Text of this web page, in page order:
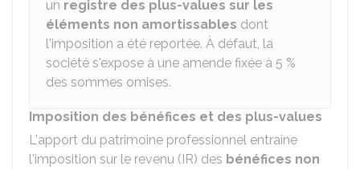
un registre des plus-values sur les
éléments non amortissables dont
l'imposition a été reportée. À défaut, la
société s'expose à une amende fixée à 5 %
des sommes omises.
Imposition des bénéfices et des plus-values
L'apport du patrimoine professionnel entraîne
l'imposition sur le revenu (IR) des bénéfices non